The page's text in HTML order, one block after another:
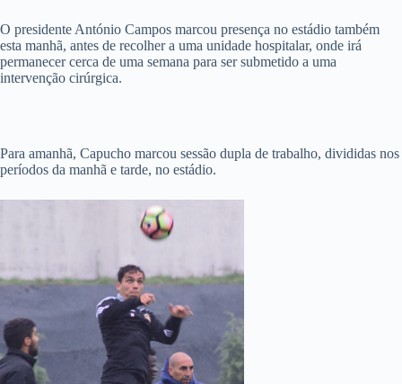
O presidente António Campos marcou presença no estádio também
esta manhã, antes de recolher a uma unidade hospitalar, onde irá
permanecer cerca de uma semana para ser submetido a uma
intervenção cirúrgica.
Para amanhã, Capucho marcou sessão dupla de trabalho, divididas nos
períodos da manhã e tarde, no estádio.